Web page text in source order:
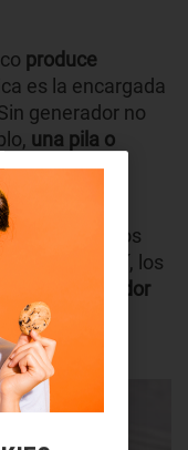
produce
es la encargada
generador no
una pila o
hasta los
aquí, los
de
generador